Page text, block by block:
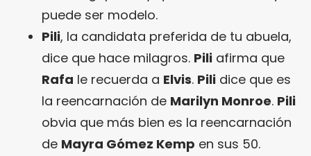
puede ser modelo.
Pili, la candidata preferida de tu abuela,
dice que hace milagros. Pili afirma que
Rafa le recuerda a Elvis. Pili dice que es
la reencarnación de Marilyn Monroe. Pili
obvia que más bien es la reencarnación
de Mayra Gómez Kemp en sus 50.